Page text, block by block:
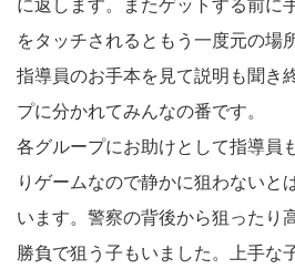
に返します。またゲットする前に
をタッチされるともう一度元の場
指導員のお手本を見て説明も聞き
プに分かれてみんなの番です。
各グループにお助けとして指導員
りゲームなので静かに狙わないと
います。警察の背後から狙ったり
勝負で狙う子もいました。上手な